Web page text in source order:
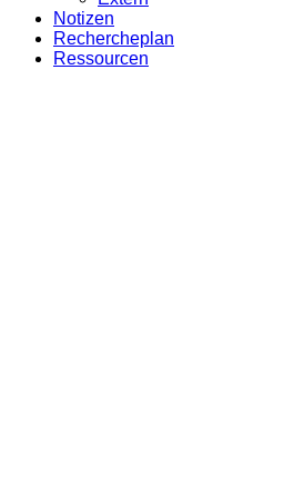
Notizen
Rechercheplan
Ressourcen